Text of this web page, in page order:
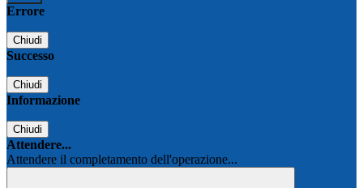
Errore
Chiudi
Successo
Chiudi
Informazione
Chiudi
Attendere...
Attendere il completamento dell'operazione...